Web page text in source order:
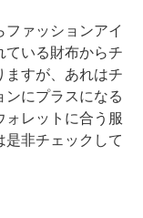
ァッションアイ
ている財布からチ
ますが、あれはチ
ンにプラスになる
ォレットに合う服
是非チェックして